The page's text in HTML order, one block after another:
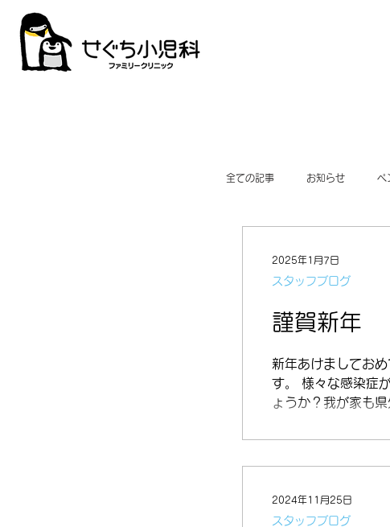
全ての記事 お知らせ ペ
謹賀新年
新年あけましてお
す。 様々な感染症
ょうか？我が家も
スタッフブログ
2025年1月7日
スタッフブログ
2024年11月25日